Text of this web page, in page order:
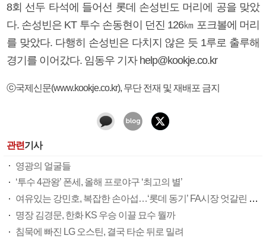
8회 선두 타석에 들어선 롯데 손성빈도 머리에 공을 맞았
다. 손성빈은 KT 투수 손동현이 던진 126㎞ 포크볼에 머리
를 맞았다. 다행히 손성빈은 다치지 않은 듯 1루로 출루해
경기를 이어갔다. 임동우 기자 help@kookje.co.kr
ⓒ국제신문(www.kookje.co.kr), 무단 전재 및 재배포 금지
관련기사
영광의 얼굴들
‘투수 4관왕’ 폰세, 올해 프로야구 ‘최고의 별’
여유있는 강민호, 복잡한 손아섭…‘롯데 동기’ FA시장 엇갈린 희비
명장 김경문, 한화 KS 우승 이끌 묘수 뭘까
침묵에 빠진 LG 오스틴, 결국 타순 뒤로 밀려